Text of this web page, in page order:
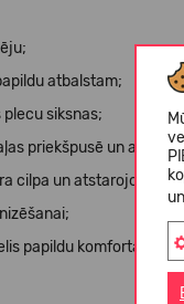
atbalstam;
siksnas;
priekšpusē un
cilpa un atstarojošas
papildu komfortam;